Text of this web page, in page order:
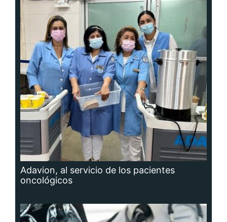
Adavion, al servicio de los pacientes
oncológicos